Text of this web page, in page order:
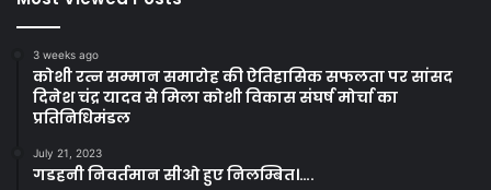
3 weeks ago
कोशी रत्न सम्मान समारोह की ऐतिहासिक सफलता पर सांसद
दिनेश चंद्र यादव से मिला कोशी विकास संघर्ष मोर्चा का
प्रतिनिधिमंडल
July 21, 2023
गडहनी निवर्तमान सीओ हुए निलम्बित।….